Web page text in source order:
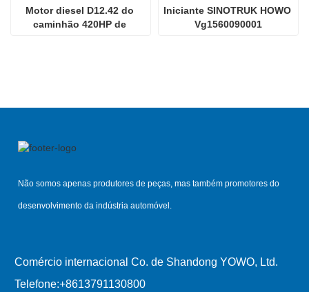
Motor diesel D12.42 do
caminhão 420HP de
Iniciante SINOTRUK HOWO
Vg1560090001
Não somos apenas produtores de peças, mas também promotores do
desenvolvimento da indústria automóvel.
Comércio internacional Co. de Shandong YOWO, Ltd.
Telefone:+8613791130800